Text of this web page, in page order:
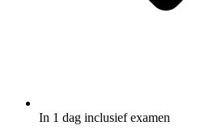
In 1 dag inclusief examen